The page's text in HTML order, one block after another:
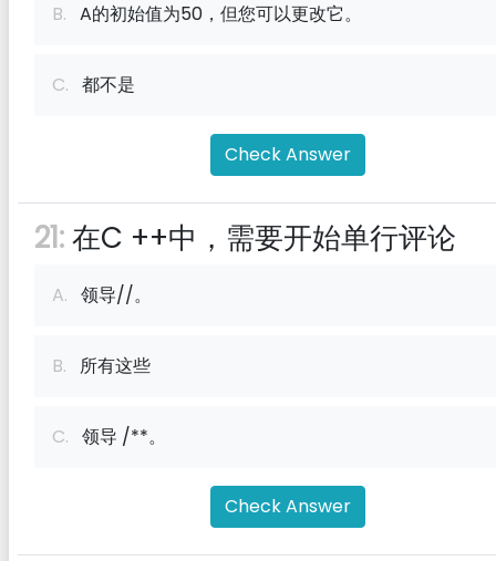
B. A的初始值为50，但您可以更改它。
C. 都不是
Check Answer
21:在C ++中，需要开始单行评论
A. 领导//。
B. 所有这些
C. 领导 /**。
Check Answer